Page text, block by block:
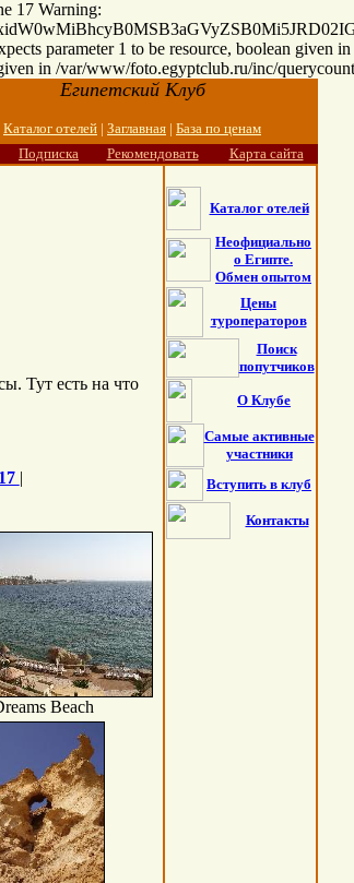
17 Warning:
parameter 1 to be resource, boolean given in
in /var/www/foto.egyptclub.ru/inc/
Египетский Клуб
Каталог отелей | Заглавная | База по ценам
Подписка Рекомендовать Карта сайта
Тут есть на что
17 |
Beach
Каталог отелей
Неофициально
о Египте.
Обмен опытом
Цены
туроператоров
Поиск
попутчиков
О Клубе
Самые активные
участники
Вступить в клуб
Контакты